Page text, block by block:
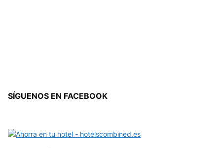
SÍGUENOS EN FACEBOOK